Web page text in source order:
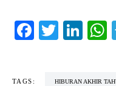
Facebook
Twitter
TAGS: HIBURAN AKHIR